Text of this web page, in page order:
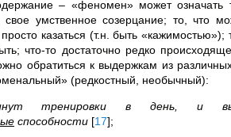
– «феномен» может означать
свое умственное созерцание; то, что
казаться (т.н. быть
что-то достаточно редко
обратиться к выдержкам из
(редкостный, необычный):
тренировки в день, и вы
способности [17];